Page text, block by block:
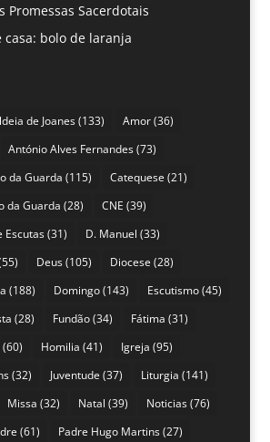
Promessas Sacerdotais
casa: bolo de laranja
de Joanes(133) Amor(36)
António Alves Fernandes(73)
da Guarda (115) Catequese (21)
da Guarda (28) CNE (39)
Escutas(31) D. Manuel (33)
Deus(105) Diocese (28)
(188) Domingo(143) Escutismo(45)
(28) Fundão(34) Fátima (31)
(60) Homilia (41) Igreja (95)
(32) Juventude (37) Liturgia (141)
Missa (32) Natal (39) Noticias(76)
(61) Padre Hugo Martins(27)